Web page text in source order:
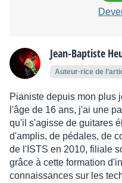
Jean-Baptiste
Auteur·rice de
Pianiste depuis mon plus
l'âge de 16 ans, j'ai une
qu'il s'agisse de guitares
d'amplis, de pédales, de
de l'ISTS en 2010, filiale
grâce à cette formation
connaissances sur les